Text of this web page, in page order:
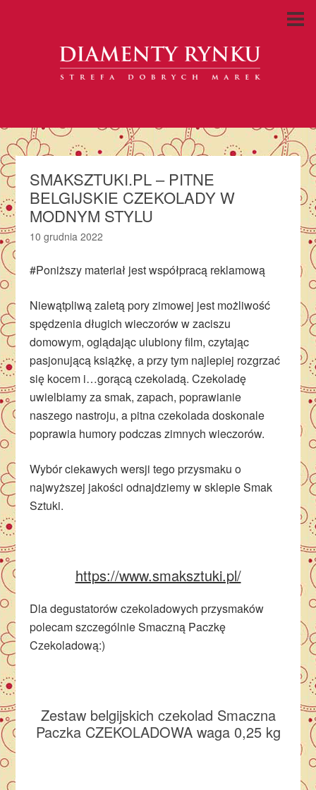
SMAKSZTUKI.PL – PITNE
BELGIJSKIE CZEKOLADY W
MODNYM STYLU
10 grudnia 2022
#Poniższy materiał jest współpracą reklamową
Niewątpliwą zaletą pory zimowej jest możliwość
spędzenia długich wieczorów w zaciszu
domowym, oglądając ulubiony film, czytając
pasjonującą książkę, a przy tym najlepiej rozgrzać
się kocem i…gorącą czekoladą. Czekoladę
uwielbiamy za smak, zapach, poprawianie
naszego nastroju, a pitna czekolada doskonale
poprawia humory podczas zimnych wieczorów.
Wybór ciekawych wersji tego przysmaku o
najwyższej jakości odnajdziemy w sklepie Smak
Sztuki.
https://www.smaksztuki.pl/
Dla degustatorów czekoladowych przysmaków
polecam szczególnie Smaczną Paczkę
Czekoladową:)
Zestaw belgijskich czekolad Smaczna
Paczka CZEKOLADOWA waga 0,25 kg